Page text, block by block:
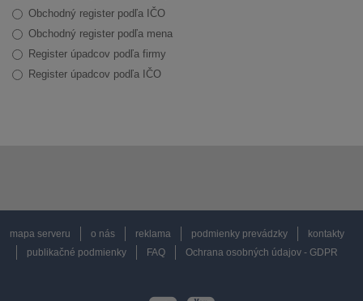
Obchodný register podľa IČO
Obchodný register podľa mena
Register úpadcov podľa firmy
Register úpadcov podľa IČO
mapa serveru o nás reklama podmienky prevádzky
kontakty
publikačné podmienky
FAQ Ochrana osobných údajov - GDPR